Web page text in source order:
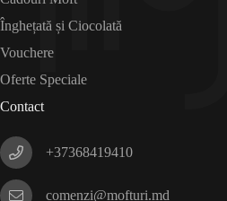
Înghețată și Ciocolată
Vouchere
Oferte Speciale
Contact
+37368419410
comenzi@mofturi.md